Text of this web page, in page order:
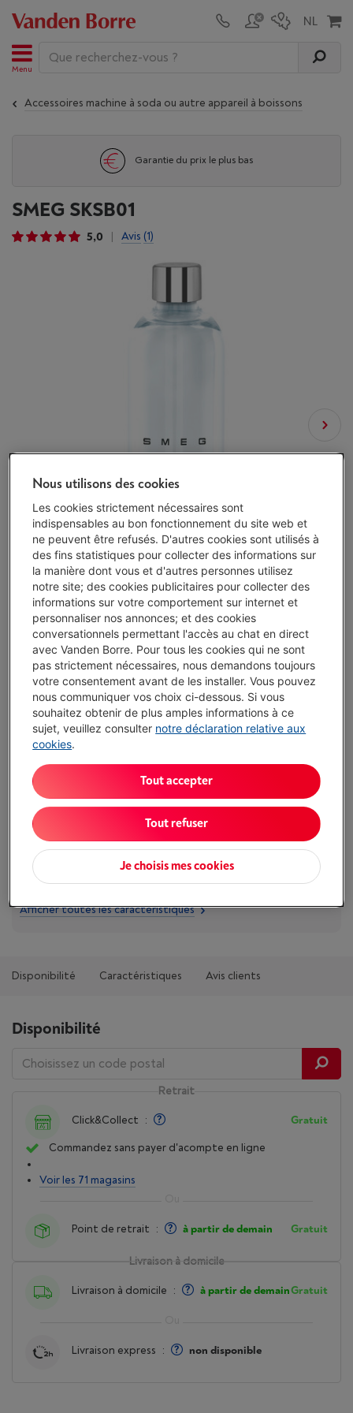
Menu
Accessoires machine à soda ou autre appareil à boissons
Garantie du prix le plus bas
SMEG SKSB01
5,0 Avis (1)
Livré demain-Voir le stock
€ 29,00
Comparer
Atouts
Description: Bouteille pour SKC01
Afficher toutes les caractéristiques
Disponibilité Caractéristiques Avis clients
Disponibilité
Livraison à domicile
Livraison à domicile : à partir de demainGratuit
Livraison express : non disponible
Retrait
Click&Collect : Gratuit
Commandez sans payer d'acompte en ligne
Voir les 71 magasins
Point de retrait : à partir de demain Gratuit
Nous utilisons des cookies
Les cookies strictement nécessaires sont
indispensables au bon fonctionnement du site web et
ne peuvent être refusés. D'autres cookies sont utilisés à
des fins statistiques pour collecter des informations sur
la manière dont vous et d'autres personnes utilisez
notre site; des cookies publicitaires pour collecter des
informations sur votre comportement sur internet et
personnaliser nos annonces; et des cookies
conversationnels permettant l'accès au chat en direct
avec Vanden Borre. Pour tous les cookies qui ne sont
pas strictement nécessaires, nous demandons toujours
votre consentement avant de les installer. Vous pouvez
nous communiquer vos choix ci-dessous. Si vous
souhaitez obtenir de plus amples informations à ce
sujet, veuillez consulter notre déclaration relative aux
cookies.
Je choisis mes cookies
Tout refuser
Tout accepter